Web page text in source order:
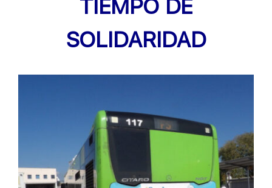
CONTACTO
TIEMPO DE
SOLIDARIDAD